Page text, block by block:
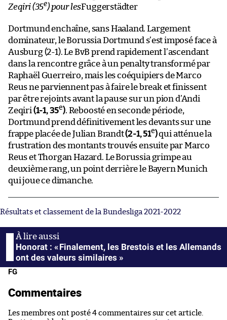
Zeqiri (35e) pour lesFuggerstädter
Dortmund enchaîne, sans Haaland. Largement
dominateur, le Borussia Dortmund s’est imposé face à
Ausburg (2-1). Le BvB prend rapidement l’ascendant
dans la rencontre grâce à un penalty transformé par
Raphaël Guerreiro, mais les coéquipiers de Marco
Reus ne parviennent pas à faire le break et finissent
par être rejoints avant la pause sur un pion d’Andi
Zeqiri (1-1, 35e). Reboosté en seconde période,
Dortmund prend définitivement les devants sur une
frappe placée de Julian Brandt(2-1, 51e)qui atténue la
frustration des montants trouvés ensuite par Marco
Reus et Thorgan Hazard. Le Borussia grimpe au
deuxième rang, un point derrière le Bayern Munich
qui joue ce dimanche.
Résultats et classement de la Bundesliga 2021-2022
Honorat : « Finalement, les Brestois et les Allemands
ont des valeurs similaires »
FG
Commentaires
Les membres ont posté 4 commentaires sur cet article.